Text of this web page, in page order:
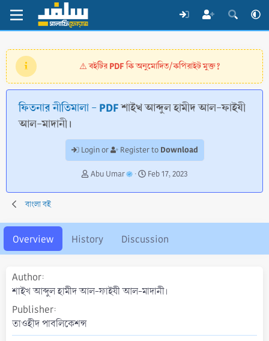
⚠️বইটির PDF কি অনুমোদিত/কপিরাইট মুক্ত?
ফিতনার নীতিমালা - PDFশাইখ আব্দুল হামীদ আল-ফাইযী
আল-মাদানী।
Login or Register to Download
A
t
Abu Umar
C
e
o
n
t
Feb 17, 2023
বাংলা বই
Overview History Discussion
Author
শাইখ আব্দুল হামীদ আল-ফাইযী আল-মাদানী।
Publisher
তাওহীদ পাবলিকেশন্স